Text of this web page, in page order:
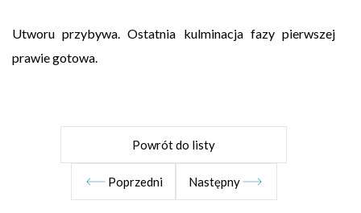
Utworu przybywa. Ostatnia kulminacja fazy pierwszej
prawie gotowa.
Poprzedni
Powrót do listy
Następny